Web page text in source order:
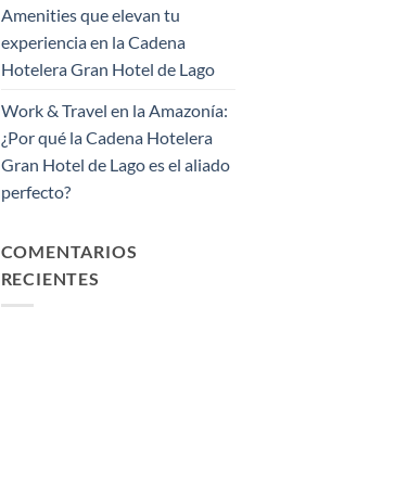
Amenities que elevan tu
experiencia en la Cadena
Hotelera Gran Hotel de Lago
Work & Travel en la Amazonía:
¿Por qué la Cadena Hotelera
Gran Hotel de Lago es el aliado
perfecto?
COMENTARIOS
RECIENTES